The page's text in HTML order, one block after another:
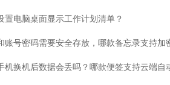
置电脑桌面显示工作计划清单？